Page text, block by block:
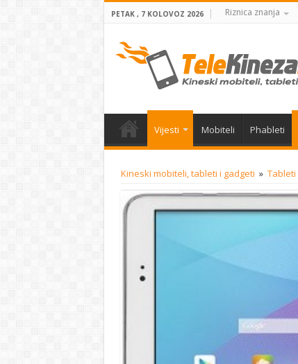
PETAK , 7 KOLOVOZ 2026 Riznica znanja
Vijesti Mobiteli Phableti
Kineski mobiteli, tableti i gadgeti » Tableti